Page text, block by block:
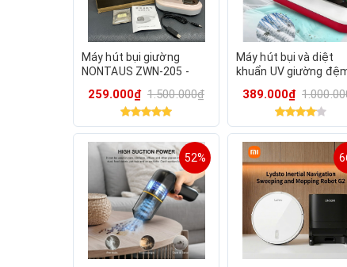
Máy hút bụi giường
NONTAUS ZWN-205 -
259.000₫ 1.500.000₫
Máy hút bụi và diệt
khuẩn UV giường
389.000₫
52%